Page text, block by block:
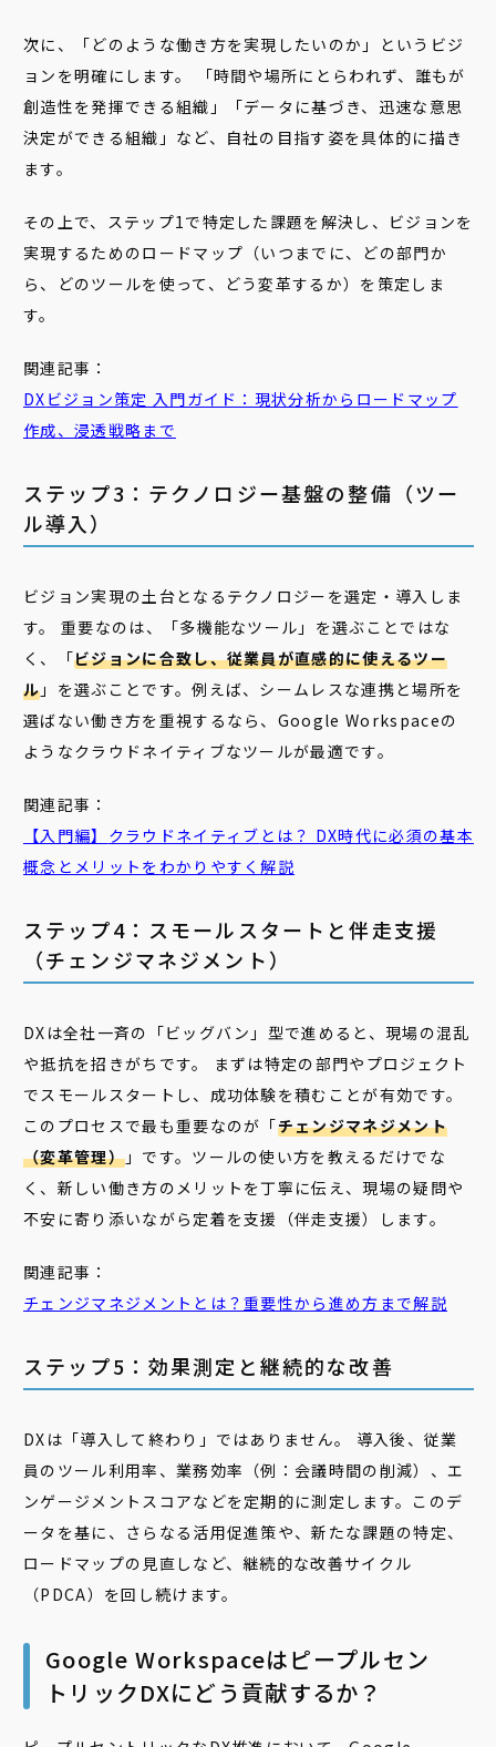
次に、「どのような働き方を実現したいのか」というビジ
ョンを明確にします。 「時間や場所にとらわれず、誰もが
創造性を発揮できる組織」「データに基づき、迅速な意思
決定ができる組織」など、自社の目指す姿を具体的に描き
ます。
その上で、ステップ1で特定した課題を解決し、ビジョンを
実現するためのロードマップ（いつまでに、どの部門か
ら、どのツールを使って、どう変革するか）を策定しま
す。
関連記事：
DX ビジョン策定 入門ガイド：現状分析からロードマップ
作成、浸透戦略まで
ステップ3：テクノロジー基盤の整備（ツー
ル導入）
ビジョン実現の土台となるテクノロジーを選定・導入しま
す。 重要なのは、「多機能なツール」を選ぶことではな
く、「ビジョンに合致し、従業員が直感的に使えるツー
ル 」を選ぶことです。例えば、シームレスな連携と場所を
選ばない働き方を重視するなら、Google Workspaceの
ようなクラウドネイティブなツールが最適です。
関連記事：
【入門編】 クラウドネイティブ とは？ DX時代に必須の基本
概念とメリットをわかりやすく解説
ステップ4：スモールスタートと伴走支援
（チェンジマネジメント）
DXは全社一斉の「ビッグバン」型で進めると、現場の混乱
や抵抗を招きがちです。 まずは特定の部門やプロジェクト
でスモールスタートし、成功体験を積むことが有効です。
このプロセスで最も重要なのが「チェンジマネジメント
（変革管理）」です。ツールの使い方を教えるだけでな
く、新しい働き方のメリットを丁寧に伝え、現場の疑問や
不安に寄り添いながら定着を支援（伴走支援）します。
関連記事：
チェンジマネジメントとは？重要性から進め方まで解説
ステップ5：効果測定と継続的な改善
DXは「導入して終わり」ではありません。 導入後、従業
員のツール利用率、業務効率（例：会議時間の削減）、エ
ンゲージメントスコアなどを定期的に測定します。このデ
ータを基に、さらなる活用促進策や、新たな課題の特定、
ロードマップの見直しなど、継続的な改善サイクル
（PDCA）を回し続けます。
Google Workspaceはピープルセン
トリックDXにどう貢献するか？